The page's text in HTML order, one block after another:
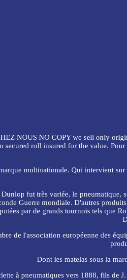
NOUS NO COPY we sell only
secured roll insured for the value.
multinationale. Qui intervient
fut très variée, le pneumatique,
Guerre mondiale. D'autres
par de grands tournois tels que
de l'association européenne des
Dont les matelas sous la
à pneumatiques vers 1888, fils de